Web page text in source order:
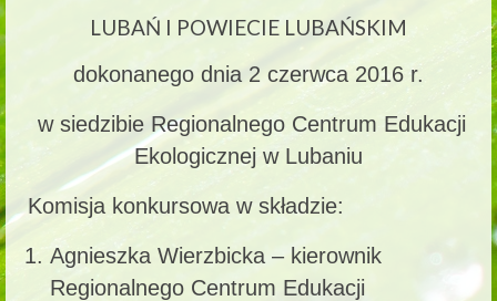
LUBAŃ I POWIECIE LUBAŃSKIM
dokonanego dnia 2 czerwca 2016 r.
w siedzibie Regionalnego Centrum Edukacji
Ekologicznej w Lubaniu
Komisja konkursowa w składzie:
Agnieszka Wierzbicka – kierownik
Regionalnego Centrum Edukacji